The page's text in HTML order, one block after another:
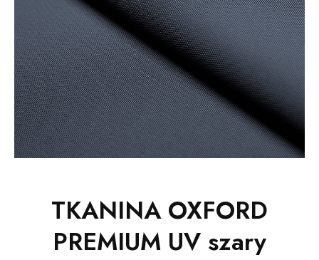
TKANINA OXFORD
PREMIUM UV szary